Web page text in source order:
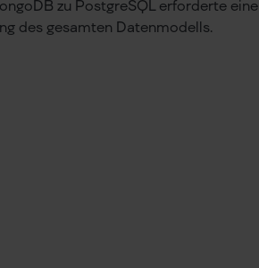
zu PostgreSQL erforderte eine
des gesamten Datenmodells.